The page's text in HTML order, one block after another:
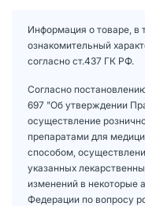
Информация о товаре, в
ознакомительный
согласно ст.437 ГК РФ.
Согласно
697 "Об утверждении
осуществление
препаратами для
способом,
указанных
изменений в некоторые
Федерации по вопросу